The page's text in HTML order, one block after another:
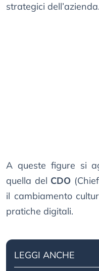
strategici dell’azienda.
A queste figure si
quella del CDO
il cambiamento
pratiche digitali.
LEGGI ANCHE